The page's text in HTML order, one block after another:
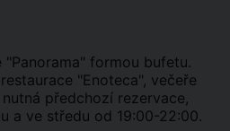
"Panorama" formou bufetu.
"Enoteca", večeře
předchozí rezervace,
a ve středu od 19:00-22:00.